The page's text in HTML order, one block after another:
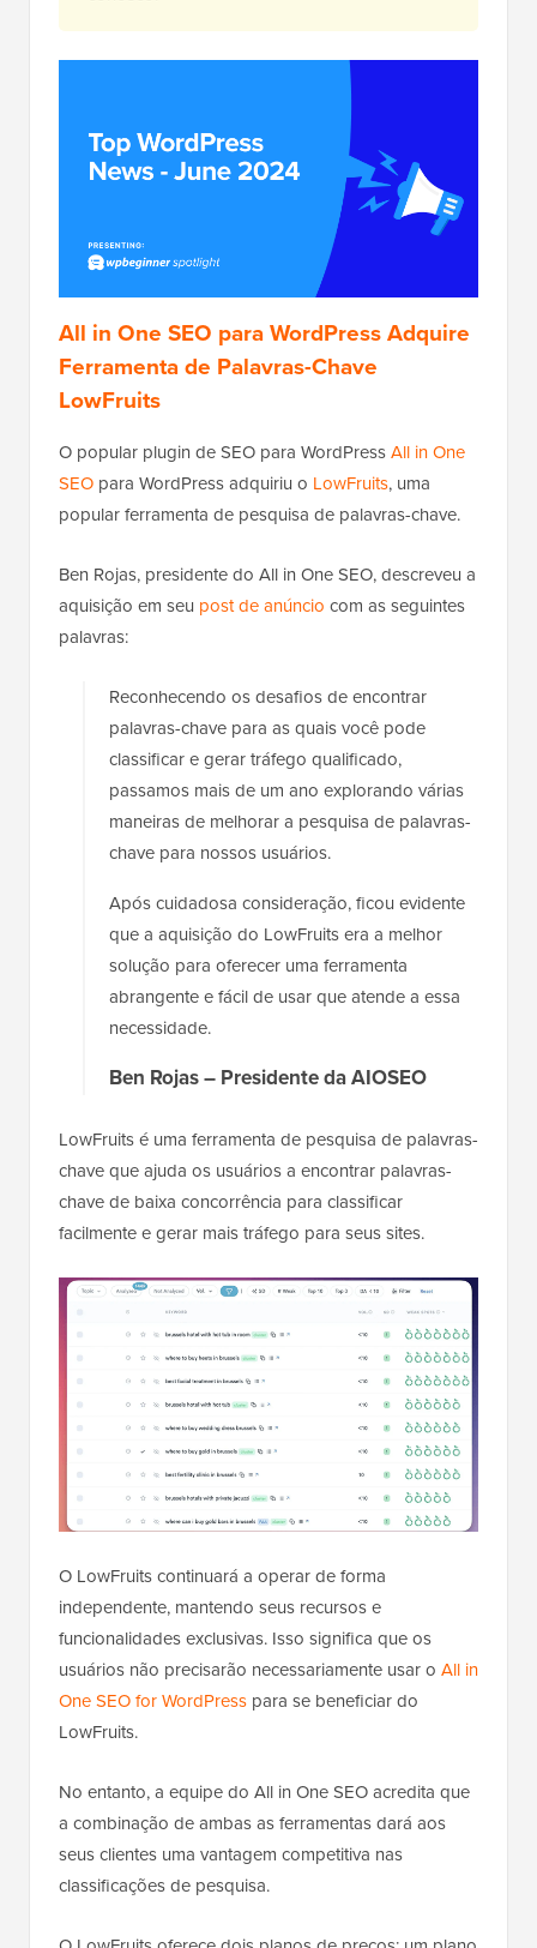
All in One SEO para WordPress Adquire
Ferramenta de Palavras-Chave
LowFruits
O popular plugin de SEO para WordPressAll in One
SEO para WordPress adquiriu o LowFruits, uma
popular ferramenta de pesquisa de palavras-chave.
Ben Rojas, presidente do All in One SEO, descreveu a
aquisição em seu post de anúncio com as seguintes
palavras:
Reconhecendo os desafios de encontrar
palavras-chave para as quais você pode
classificar e gerar tráfego qualificado,
passamos mais de um ano explorando várias
maneiras de melhorar a pesquisa de palavras-
chave para nossos usuários.
Após cuidadosa consideração, ficou evidente
que a aquisição do LowFruits era a melhor
solução para oferecer uma ferramenta
abrangente e fácil de usar que atende a essa
necessidade.
Ben Rojas – Presidente da AIOSEO
LowFruits é uma ferramenta de pesquisa de palavras-
chave que ajuda os usuários a encontrar palavras-
chave de baixa concorrência para classificar
facilmente e gerar mais tráfego para seus sites.
O LowFruits continuará a operar de forma
independente, mantendo seus recursos e
funcionalidades exclusivas. Isso significa que os
usuários não precisarão necessariamente usar o All in
One SEO for WordPress para se beneficiar do
LowFruits.
No entanto, a equipe do All in One SEO acredita que
a combinação de ambas as ferramentas dará aos
seus clientes uma vantagem competitiva nas
classificações de pesquisa.